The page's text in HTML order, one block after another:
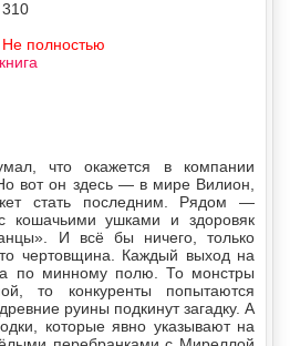
310
Не полностью
что окажется в компании
вот он здесь — в мире Вилион,
стать последним. Рядом —
кошачьими ушками и здоровяк
И всё бы ничего, только
то чертовщина. Каждый выход на
по минному полю. То монстры
то конкуренты попытаются
руины подкинут загадку. А
которые явно указывают на